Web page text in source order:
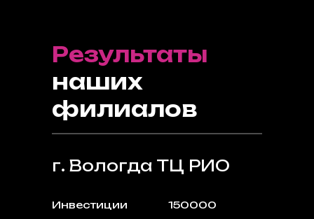
Результаты
наших
филиалов
г. Вологда ТЦ РИО
Инвестиции 150000